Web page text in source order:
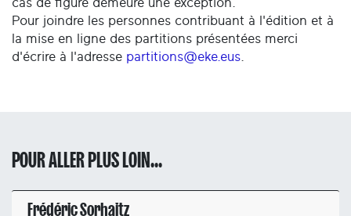
Pour joindre les personnes contribuant à l'édition et à
la mise en ligne des partitions présentées merci
d'écrire à l'adresse partitions@eke.eus
POUR ALLER PLUS LOIN...
Frédéric Sorhaitz